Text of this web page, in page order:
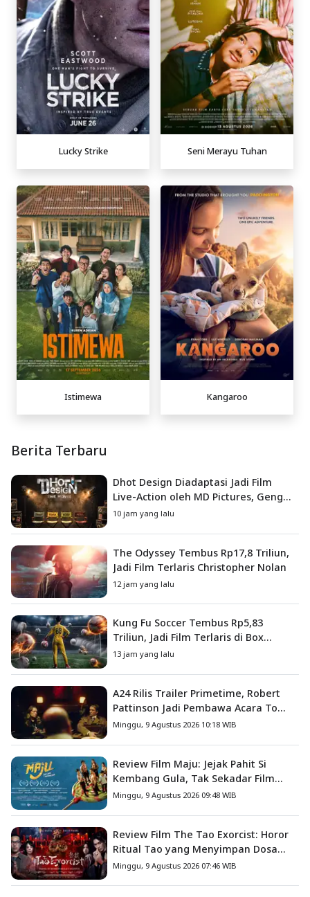
Lucky Strike Seni Merayu Tuhan
Istimewa Kangaroo
Berita Terbaru
Dhot Design Diadaptasi Jadi Film
Live-Action oleh MD Pictures, Geng
4G Siap ke Layar Lebar
10 jam yang lalu
The Odyssey Tembus Rp17,8 Triliun,
Jadi Film Terlaris Christopher Nolan
12 jam yang lalu
Kung Fu Soccer Tembus Rp5,83
Triliun, Jadi Film Terlaris di Box
Office China
13 jam yang lalu
A24 Rilis Trailer Primetime, Robert
Pattinson Jadi Pembawa Acara To
Catch a Predator
Minggu, 9 Agustus 2026 10:18 WIB
Review Film Maju: Jejak Pahit Si
Kembang Gula, Tak Sekadar Film
Petualangan Anak
Minggu, 9 Agustus 2026 09:48 WIB
Review Film The Tao Exorcist: Horor
Ritual Tao yang Menyimpan Dosa
Masa Lalu
Minggu, 9 Agustus 2026 07:46 WIB